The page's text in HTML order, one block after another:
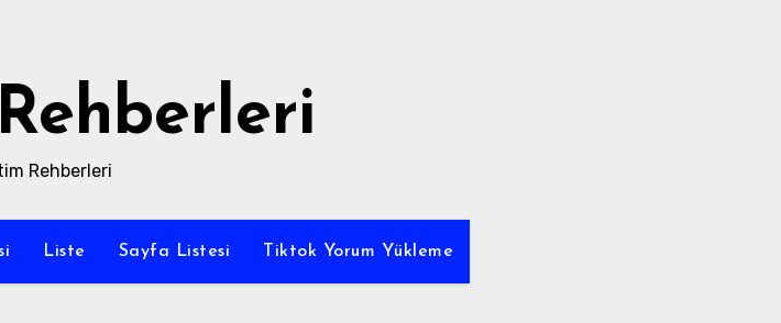
Rehberleri
Liste Sayfa Listesi Tiktok Yorum Yükleme